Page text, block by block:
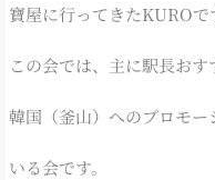
寶屋に行ってきたKUROで
この会では、主に駅長おす
韓国（釜山）へのプロモー
いる会です。